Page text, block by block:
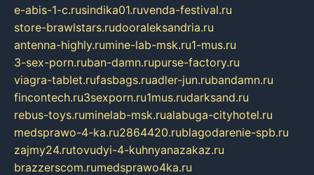
e-abis-1-c.rusindika01.ruvenda-festival.ru
store-brawlstars.rudooraleksandria.ru
antenna-highly.rumine-lab-msk.ru1-mus.ru
3-sex-porn.ruban-damn.rupurse-factory.ru
viagra-tablet.rufasbags.ruadler-jun.rubandamn.ru
fincontech.ru3sexporn.ru1mus.rudarksand.ru
rebus-toys.ruminelab-msk.rualabuga-cityhotel.ru
medsprawo-4-ka.ru2864420.rublagodarenie-spb.ru
zajmy24.rutovudyi-4-kuhnyanazakaz.ru
brazzerscom.rumedsprawo4ka.ru